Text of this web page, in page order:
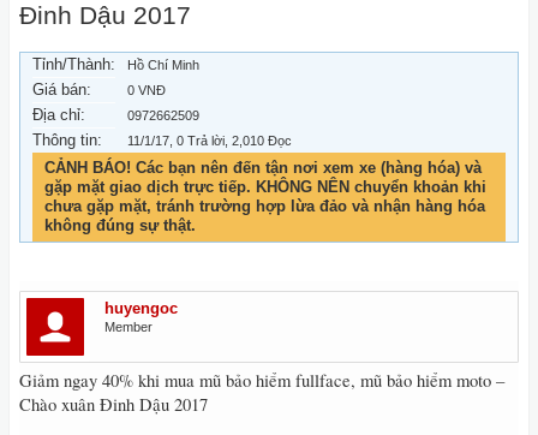
Đinh Dậu 2017
Tỉnh/Thành: Hồ Chí Minh
Giá bán: 0 VNĐ
Địa chỉ: 0972662509
Thông tin: 11/1/17 , 0 Trả lời, 2,010 Đọc
CẢNH BÁO! Các bạn nên đến tận nơi xem xe (hàng hóa) và
gặp mặt giao dịch trực tiếp. KHÔNG NÊN chuyển khoản khi
chưa gặp mặt, tránh trường hợp lừa đảo và nhận hàng hóa
không đúng sự thật.
huyengoc
Member
Giảm ngay 40% khi mua mũ bảo hiểm fullface, mũ bảo hiểm moto –
Chào xuân Đinh Dậu 2017